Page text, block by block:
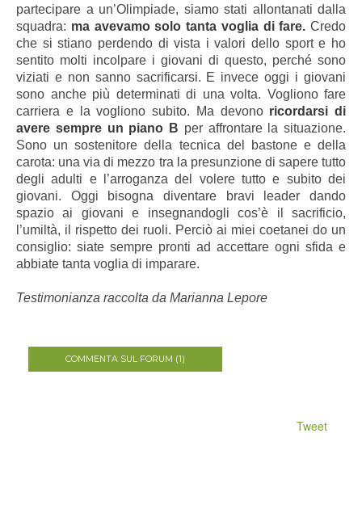
partecipare a un’Olimpiade, siamo stati allontanati dalla
squadra: ma avevamo solo tanta voglia di fare. Credo
che si stiano perdendo di vista i valori dello sport e ho
sentito molti incolpare i giovani di questo, perché sono
viziati e non sanno sacrificarsi. E invece oggi i giovani
sono anche più determinati di una volta. Vogliono fare
carriera e la vogliono subito. Ma devono ricordarsi di
avere sempre un piano B per affrontare la situazione.
Sono un sostenitore della tecnica del bastone e della
carota: una via di mezzo tra la presunzione di sapere tutto
degli adulti e l’arroganza del volere tutto e subito dei
giovani. Oggi bisogna diventare bravi leader dando
spazio ai giovani e insegnandogli cos’è il sacrificio,
l’umiltà, il rispetto dei ruoli. Perciò ai miei coetanei do un
consiglio: siate sempre pronti ad accettare ogni sfida e
abbiate tanta voglia di imparare.
Testimonianza raccolta da Marianna Lepore
COMMENTA SUL FORUM (1)
Tweet